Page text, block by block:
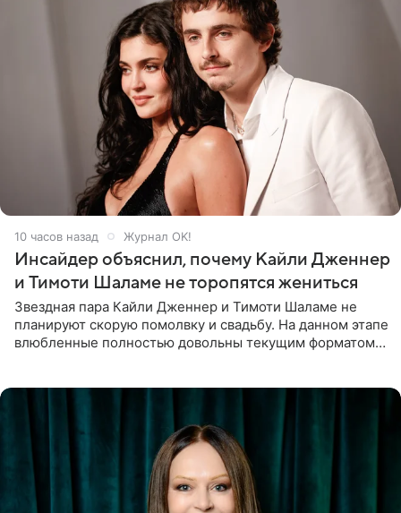
10 часов назад Журнал OK!
Инсайдер объяснил, почему Кайли Дженнер
и Тимоти Шаламе не торопятся жениться
Звездная пара Кайли Дженнер и Тимоти Шаламе не
планируют скорую помолвку и свадьбу. На данном этапе
влюбленные полностью довольны текущим форматом